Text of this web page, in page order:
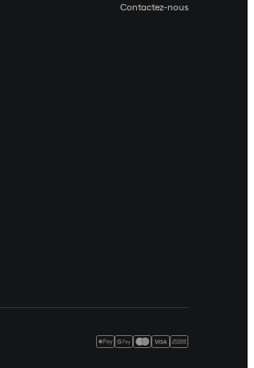
Contactez-nous